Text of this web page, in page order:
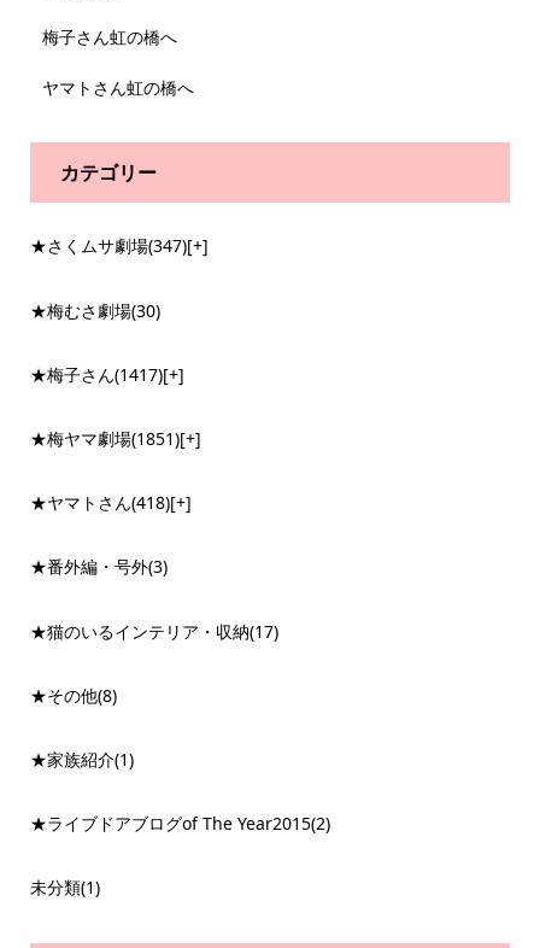
梅子さん虹の橋へ
ヤマトさん虹の橋へ
カテゴリー
★さくムサ劇場(347)[+]
★梅むさ劇場(30)
★梅子さん(1417)[+]
★梅ヤマ劇場(1851)[+]
★ヤマトさん(418)[+]
★番外編・号外(3)
★猫のいるインテリア・収納(17)
★その他(8)
★家族紹介(1)
★ライブドアブログof The Year2015(2)
未分類(1)